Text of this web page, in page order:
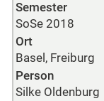
Semester
SoSe 2018
Ort
Basel, Freiburg
Person
Silke Oldenburg